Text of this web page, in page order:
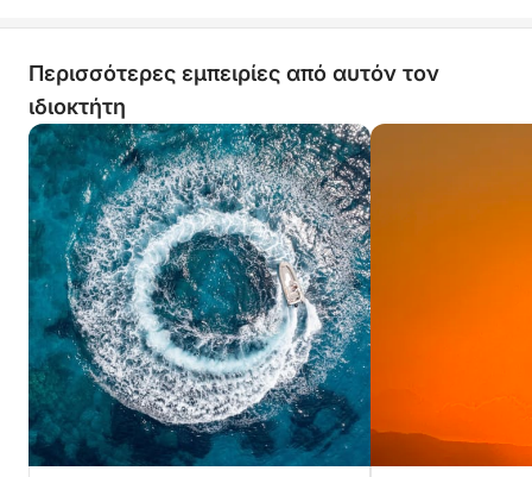
Περισσότερες εμπειρίες από αυτόν τον
ιδιοκτήτη